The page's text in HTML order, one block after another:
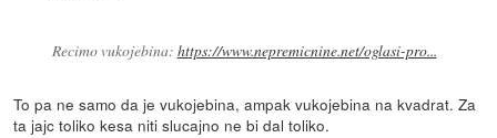
Recimo vukojebina: https://www.nepremicnine.net/oglasi-pro...
To pa ne samo da je vukojebina, ampak vukojebina na kvadrat. Za
ta jajc toliko kesa niti slucajno ne bi dal toliko.